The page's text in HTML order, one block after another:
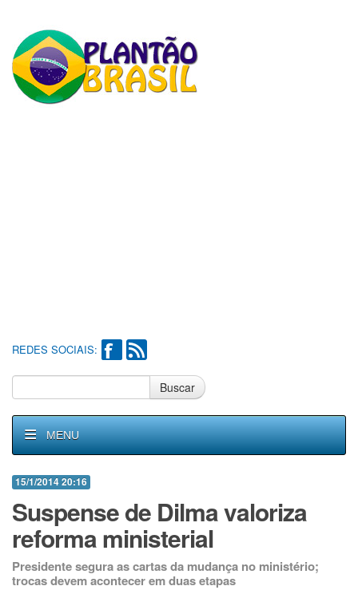
REDES SOCIAIS:
Buscar
MENU
15/1/2014 20:16
Suspense de Dilma valoriza
reforma ministerial
Presidente segura as cartas da mudança no ministério;
trocas devem acontecer em duas etapas